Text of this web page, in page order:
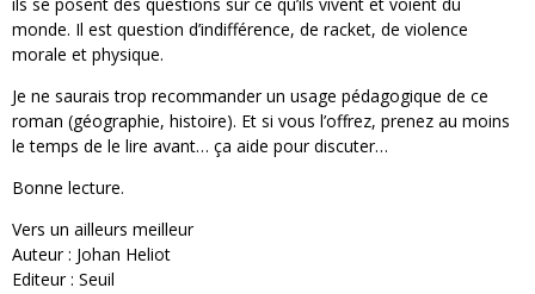
monde. Il est question d’indifférence, de racket, de violence
morale et physique.
Je ne saurais trop recommander un usage pédagogique de ce
roman (géographie, histoire). Et si vous l’offrez, prenez au moins
le temps de le lire avant… ça aide pour discuter…
Bonne lecture.
Vers un ailleurs meilleur
Auteur : Johan Heliot
Editeur : Seuil